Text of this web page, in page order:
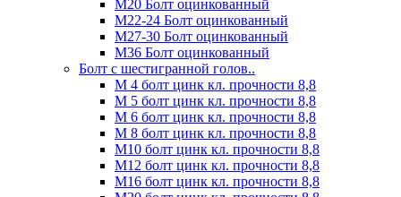
М20 Болт оцинкованный
М22-24 Болт оцинкованный
М27-30 Болт оцинкованный
М36 Болт оцинкованный
Болт с шестигранной голов..
М 4 болт цинк кл. прочности 8,8
М 5 болт цинк кл. прочности 8,8
М 6 болт цинк кл. прочности 8,8
М 8 болт цинк кл. прочности 8,8
М10 болт цинк кл. прочности 8,8
М12 болт цинк кл. прочности 8,8
М16 болт цинк кл. прочности 8,8